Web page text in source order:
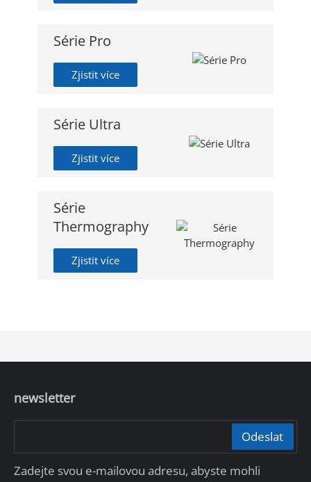
Série Pro
Zjistit více
Série Ultra
Zjistit více
Série
Thermography
Zjistit více
newsletter
Odeslat
Zadejte svou e-mailovou adresu, abyste mohli